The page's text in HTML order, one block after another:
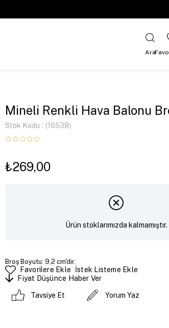
Ara
Mineli Renkli Hava Balonu
Stok Kodu (16538)
₺269,00
Ürün stoklarımızda kalmamıştır.
Broş Boyutu: 9,2 cm'dir.
Favorilere Ekle
İstek Listeme Ekle
Fiyat Düşünce Haber Ver
Tavsiye Et Yorum Yaz